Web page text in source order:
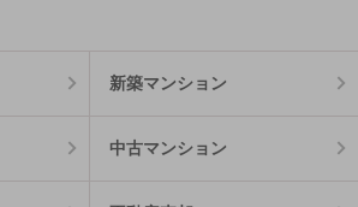
新築マンション
中古マンション